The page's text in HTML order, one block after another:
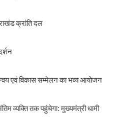
क्रांति दल
एवं विकास सम्मेलन का भव्य आयोजन
व्यक्ति तक पहुंचेगा: मुख्यमंत्री धामी